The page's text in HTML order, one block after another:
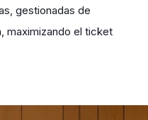
gestionadas de
maximizando el ticket